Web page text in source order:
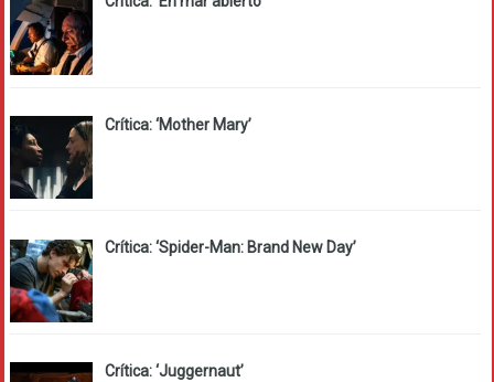
Crítica: ‘Mother Mary’
Crítica: ‘Spider-Man: Brand New Day’
Crítica: ‘Juggernaut’